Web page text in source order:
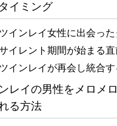
イミング
ツインレイ女性に出会っ
イレント期間が始まる
ツインレイが再会し統合す
レイの男性をメロメ
る方法